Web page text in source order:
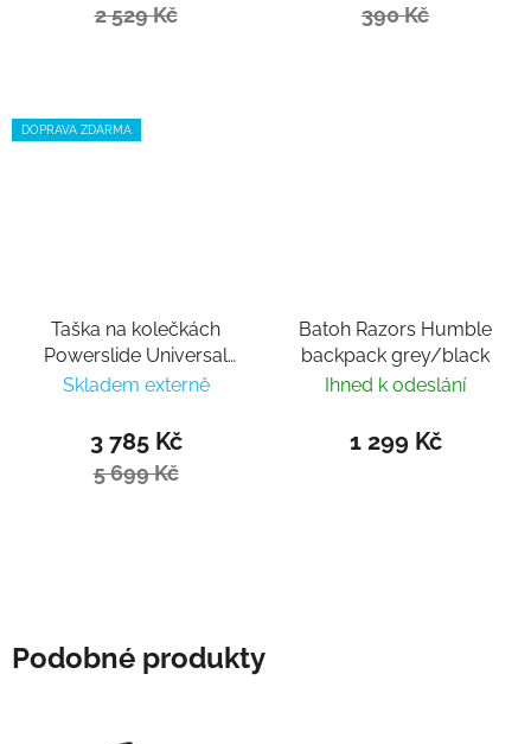
2 529 Kč 390 Kč
DOPRAVA ZDARMA
Taška na kolečkách
Powerslide Universal
Bag Concept
95l
Skladem externě
3 785 Kč
5 699 Kč
Batoh Razors Humble
backpack grey/black
Ihned k odeslání
1 299 Kč
Podobné produkty